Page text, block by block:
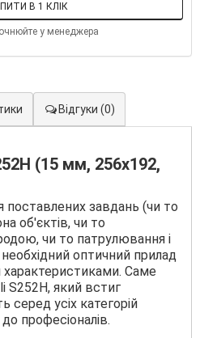
В 1 КЛІК
у менеджера
Відгуки (0)
(15 мм, 256х192,
поставлених завдань (чи то
об'єктів, чи то
чи то патрулювання і
оптичний прилад
Саме
S252H, який встиг
серед усіх категорій
професіоналів.